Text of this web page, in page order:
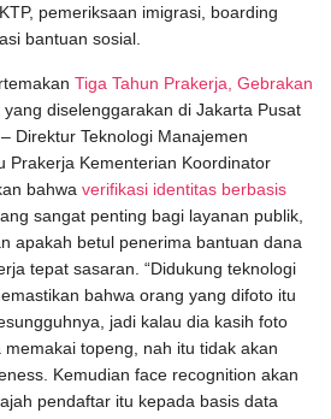
pemeriksaan imigrasi, boarding
bantuan sosial.
Tiga Tahun Prakerja, Gebrakan
yang diselenggarakan di Jakarta Pusat
Direktur Teknologi Manajemen
Prakerja Kementerian Koordinator
bahwa verifikasi identitas berbasis
sangat penting bagi layanan publik,
apakah betul penerima bantuan dana
tepat sasaran. “Didukung teknologi
bahwa orang yang difoto itu
jadi kalau dia kasih foto
topeng, nah itu tidak akan
Kemudian face recognition akan
pendaftar itu kepada basis data